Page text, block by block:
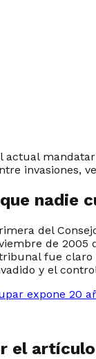
invasiones,
nadie
del
de
fue
y el
expone 20
el